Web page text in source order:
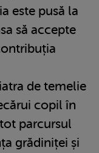
este pusă la
să accepte
de temelie
copil în
parcursul
grădiniței și